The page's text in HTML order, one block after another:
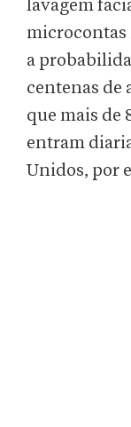
lavagem
microcontas
a
centenas de
que mais de
entram
Unidos, por